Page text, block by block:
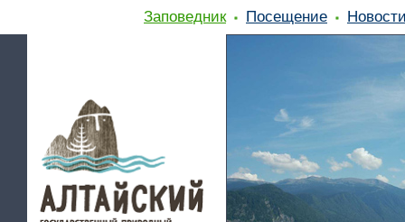
Заповедник Посещение